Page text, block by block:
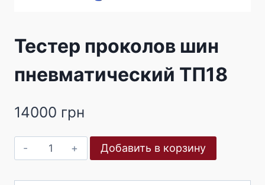
Тестер проколов шин
пневматический ТП18
14000 грн
Количество
товара
Добавить в корзину